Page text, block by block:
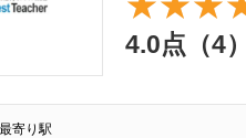
4.0点（4）
寄り駅